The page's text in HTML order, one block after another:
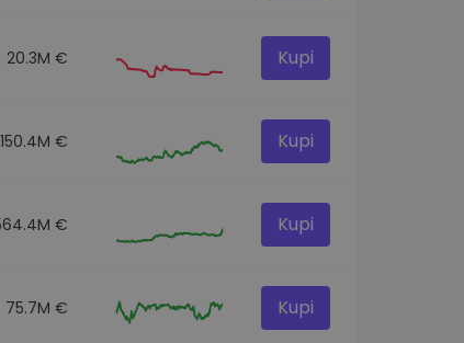
20.3M € Kupi
150.4M € Kupi
€ Kupi
75.7M € Kupi